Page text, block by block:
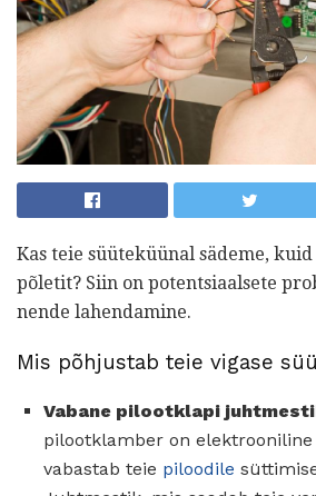
Kas teie süüteküünal sädeme, kuid
põletit? Siin on potentsiaalsete
nende lahendamine.
Mis põhjustab teie vigase
Vabane pilootklapi
pilootklamber on elektrooniline
vabastab teie piloodile